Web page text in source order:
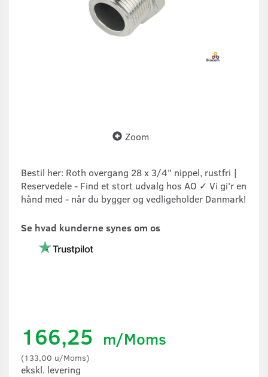
Zoom
Bestil her: Roth overgang 28 x 3/4" nippel, rustfri |
Reservedele - Find et stort udvalg hos AO ✓ Vi gi'r en
hånd med - når du bygger og vedligeholder Danmark!
Se hvad kunderne synes om os
166,25 m/Moms
(133,00 u/Moms)
ekskl. levering